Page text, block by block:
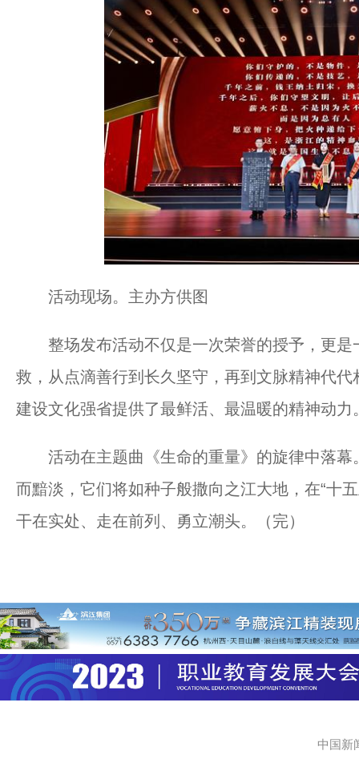
活动现场。主办方供图
整场发布活动不仅是一次荣誉的授予，更是
救，从点滴善行到长久坚守，再到文脉精神代
建设文化强省提供了最鲜活、最温暖的精神动力
活动在主题曲《生命的重量》的旋律中落幕
而黯淡，它们将如种子般撒向之江大地，在“十
干在实处、走在前列、勇立潮头。（完）
中国新